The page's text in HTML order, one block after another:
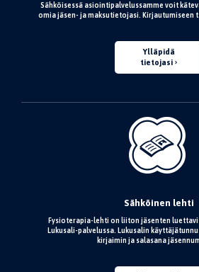
Sähköisessä asiointipalvelussamme voit
omia jäsen- ja maksutietojasi. Kirjautumiseen
Ylläpidä
tietojasi
Sähköinen lehti
Fysioterapia-lehti on liiton jäsenten
Lukusali-palvelussa. Lukusalin
kirjaimin ja salasana